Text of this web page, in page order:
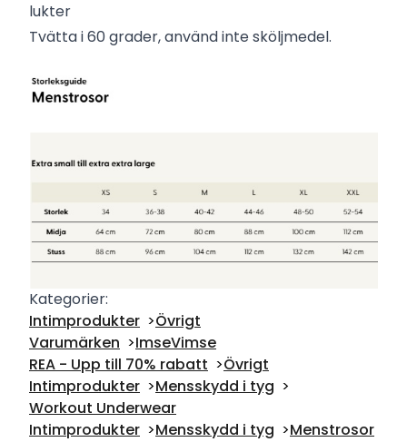
lukter
Tvätta i 60 grader, använd inte sköljmedel.
Kategorier:
Intimprodukter
Övrigt
Varumärken
ImseVimse
REA - Upp till 70% rabatt
Övrigt
Intimprodukter
Mensskydd i tyg
Workout Underwear
Intimprodukter
Mensskydd i tyg Menstrosor